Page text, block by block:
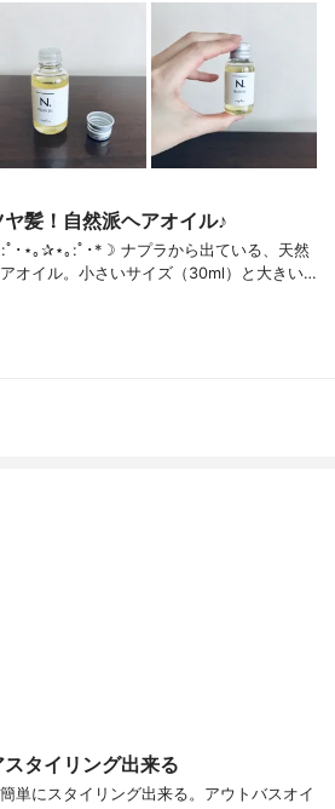
髪！自然派ヘアオイル♪
⋆｡✰⋆｡:ﾟ･*☽ ナプラから出ている、天然
オイル。小さいサイズ（30ml）と大きい…
タイリング出来る
単にスタイリング出来る。アウトバスオイ